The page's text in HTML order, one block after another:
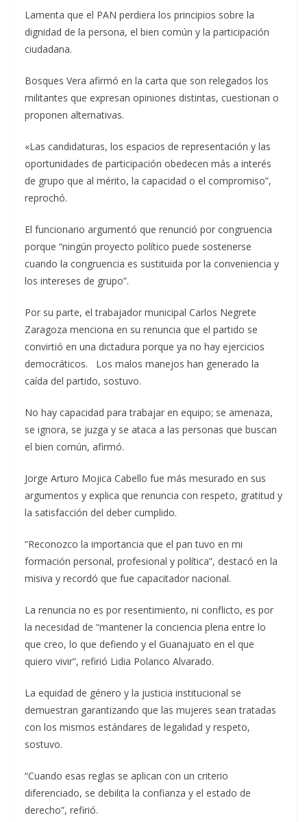
Lamenta que el PAN perdiera los principios sobre la
dignidad de la persona, el bien común y la participación
ciudadana.
Bosques Vera afirmó en la carta que son relegados los
militantes que expresan opiniones distintas, cuestionan o
proponen alternativas.
«Las candidaturas, los espacios de representación y las
oportunidades de participación obedecen más a interés
de grupo que al mérito, la capacidad o el compromiso”,
reprochó.
El funcionario argumentó que renunció por congruencia
porque “ningún proyecto político puede sostenerse
cuando la congruencia es sustituida por la conveniencia y
los intereses de grupo”.
Por su parte, el trabajador municipal Carlos Negrete
Zaragoza menciona en su renuncia que el partido se
convirtió en una dictadura porque ya no hay ejercicios
democráticos. Los malos manejos han generado la
caída del partido, sostuvo.
No hay capacidad para trabajar en equipo; se amenaza,
se ignora, se juzga y se ataca a las personas que buscan
el bien común, afirmó.
Jorge Arturo Mojica Cabello fue más mesurado en sus
argumentos y explica que renuncia con respeto, gratitud y
la satisfacción del deber cumplido.
“Reconozco la importancia que el pan tuvo en mi
formación personal, profesional y política”, destacó en la
misiva y recordó que fue capacitador nacional.
La renuncia no es por resentimiento, ni conflicto, es por
la necesidad de “mantener la conciencia plena entre lo
que creo, lo que defiendo y el Guanajuato en el que
quiero vivir”, refirió Lidia Polanco Alvarado.
La equidad de género y la justicia institucional se
demuestran garantizando que las mujeres sean tratadas
con los mismos estándares de legalidad y respeto,
sostuvo.
“Cuando esas reglas se aplican con un criterio
diferenciado, se debilita la confianza y el estado de
derecho”, refirió.